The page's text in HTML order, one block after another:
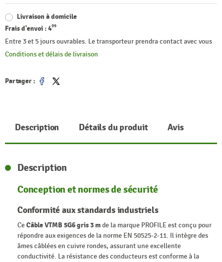
Livraison à domicile
Frais d'envoi :499
Entre 3 et 5 jours ouvrables. Le transporteur prendra contact avec vous
Conditions et délais de livraison
Partager :
Partager
Tweet
Description Détails du produit Avis
Description
Conception et normes de sécurité
Conformité aux standards industriels
CeCâble VTMB 5G6 gris 3 mde la marque PROFILE est conçu pour
répondre aux exigences de la norme EN 50525-2-11. Il intègre des
âmes câblées en cuivre rondes, assurant une excellente
conductivité. La résistance des conducteurs est conforme à la